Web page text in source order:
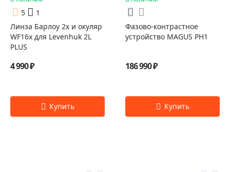
5
1
Линза Барлоу 2x и окуляр
WF16x для Levenhuk 2L
PLUS
4 990 ₽
Фазово-контрастное
устройство MAGUS PH1
186 990 ₽